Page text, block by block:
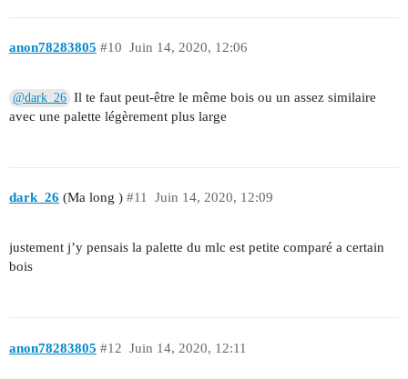
anon78283805 Juin 14, 2020, 12:06
#10
@dark_26 Il te faut peut-être le même bois ou un assez similaire
avec une palette légèrement plus large
dark_26 (Ma long ) Juin 14, 2020, 12:09
#11
justement j’y pensais la palette du mlc est petite comparé a certain
bois
anon78283805 Juin 14, 2020, 12:11
#12